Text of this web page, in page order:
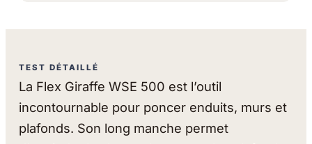
TEST DÉTAILLÉ
La Flex Giraffe WSE 500 est l’outil
incontournable pour poncer enduits, murs et
plafonds. Son long manche permet